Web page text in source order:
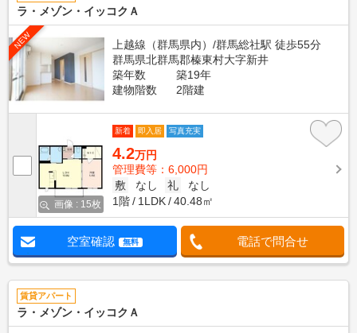
ラ・メゾン・イッコクＡ
NEW
上越線（群馬県内）/群馬総社駅 徒歩55分
群馬県北群馬郡榛東村大字新井
築年数
築19年
建物階数
2階建
画像 : 15枚
新着 即入居 写真充実
4.2万円
管理費等：6,000円
敷
なし 礼
なし
1階
1LDK 40.48㎡
空室確認 無料 電話で問合せ
賃貸アパート
ラ・メゾン・イッコクＡ